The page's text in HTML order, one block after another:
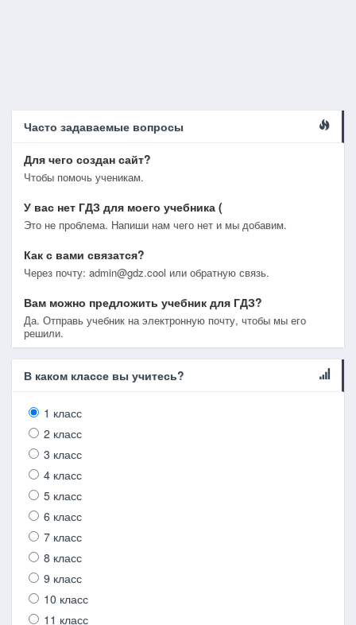
Часто задаваемые вопросы
Для чего создан сайт?
Чтобы помочь ученикам.
У вас нет ГДЗ для моего учебника (
Это не проблема. Напиши нам чего нет и мы добавим.
Как с вами связатся?
Через почту: admin@gdz.cool или обратную связь.
Вам можно предложить учебник для ГДЗ?
Да. Отправь учебник на электронную почту, чтобы мы его
решили.
В каком классе вы учитесь?
1 класс
2 класс
3 класс
4 класс
5 класс
6 класс
7 класс
8 класс
9 класс
10 класс
11 класс